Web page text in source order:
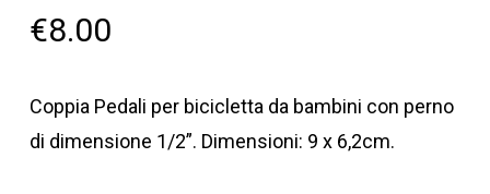
€8.00
Coppia Pedali per bicicletta da bambini con perno
di dimensione 1/2”. Dimensioni: 9 x 6,2cm.